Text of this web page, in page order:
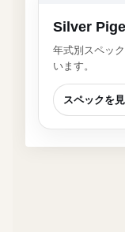
Silver
年式別スペッ
います。
スペックを